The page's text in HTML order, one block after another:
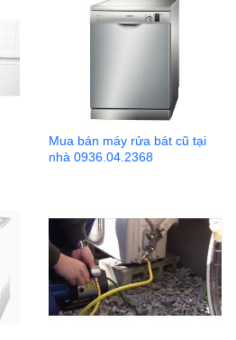
Mua bán máy rửa bát cũ tại
nhà 0936.04.2368